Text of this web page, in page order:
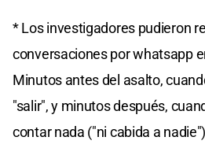
* Los investigadores pudieron
conversaciones por whatsapp
Minutos antes del asalto,
"salir", y minutos después,
contar nada ("ni cabida a